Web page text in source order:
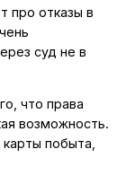
про отказы в
суд не в
что права
возможность.
побыта,